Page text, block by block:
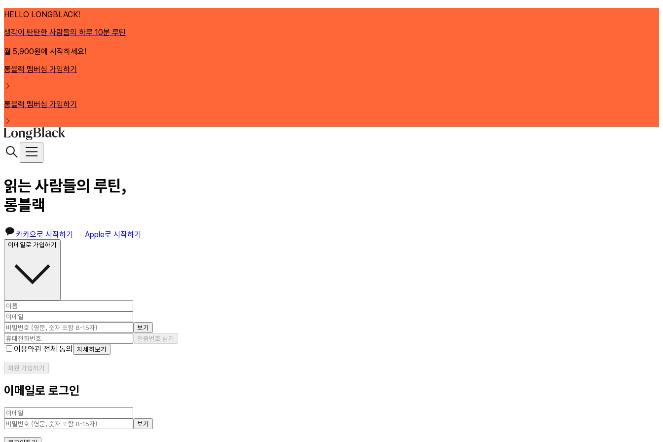
HELLO LONGBLACK!
생각이 탄탄한 사람들의 하루 10분 루틴
월 5,900원에 시작하세요!
롱블랙 멤버십 가입하기
롱블랙 멤버십 가입하기
읽는 사람들의 루틴,
롱블랙
카카오로 시작하기 Apple로 시작하기
이메일로 가입하기
보기
인증번호 받기
이용약관 전체 동의 자세히보기
회원 가입하기
이메일로 로그인
보기